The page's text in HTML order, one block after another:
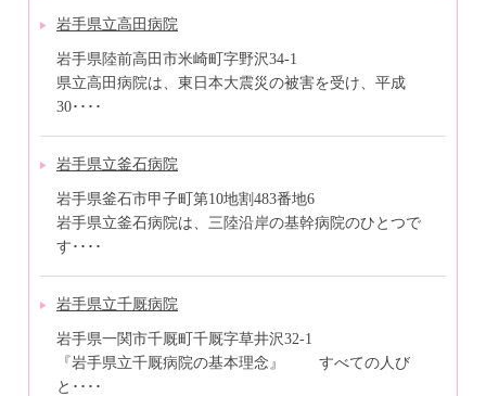
岩手県立高田病院
岩手県陸前高田市米崎町字野沢34-1
県立高田病院は、東日本大震災の被害を受け、平成
30････
岩手県立釜石病院
岩手県釜石市甲子町第10地割483番地6
岩手県立釜石病院は、三陸沿岸の基幹病院のひとつで
す････
岩手県立千厩病院
岩手県一関市千厩町千厩字草井沢32-1
『岩手県立千厩病院の基本理念』 すべての人び
と････